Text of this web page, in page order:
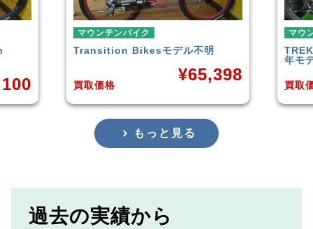
マウンテンバイク
TREKROSCOE7 DISC 2020-21
買取価格 ¥48,580
マウ
買取
もっと見る
過去の実績から